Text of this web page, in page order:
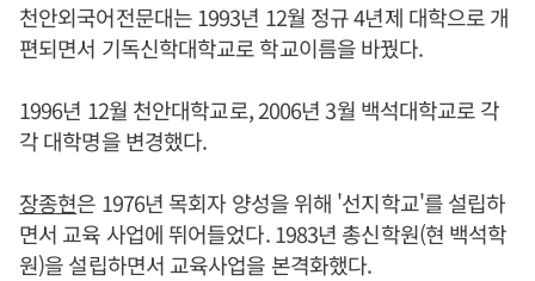
천안외국어전문대는 1993년 12월 정규 4년제 대학으로 개
편되면서 기독신학대학교로 학교이름을 바꿨다.
1996년 12월 천안대학교로, 2006년 3월 백석대학교로 각
각 대학명을 변경했다.
장종현은 1976년 목회자 양성을 위해 '선지학교'를 설립하
면서 교육 사업에 뛰어들었다. 1983년 총신학원(현 백석학
원)을 설립하면서 교육사업을 본격화했다.